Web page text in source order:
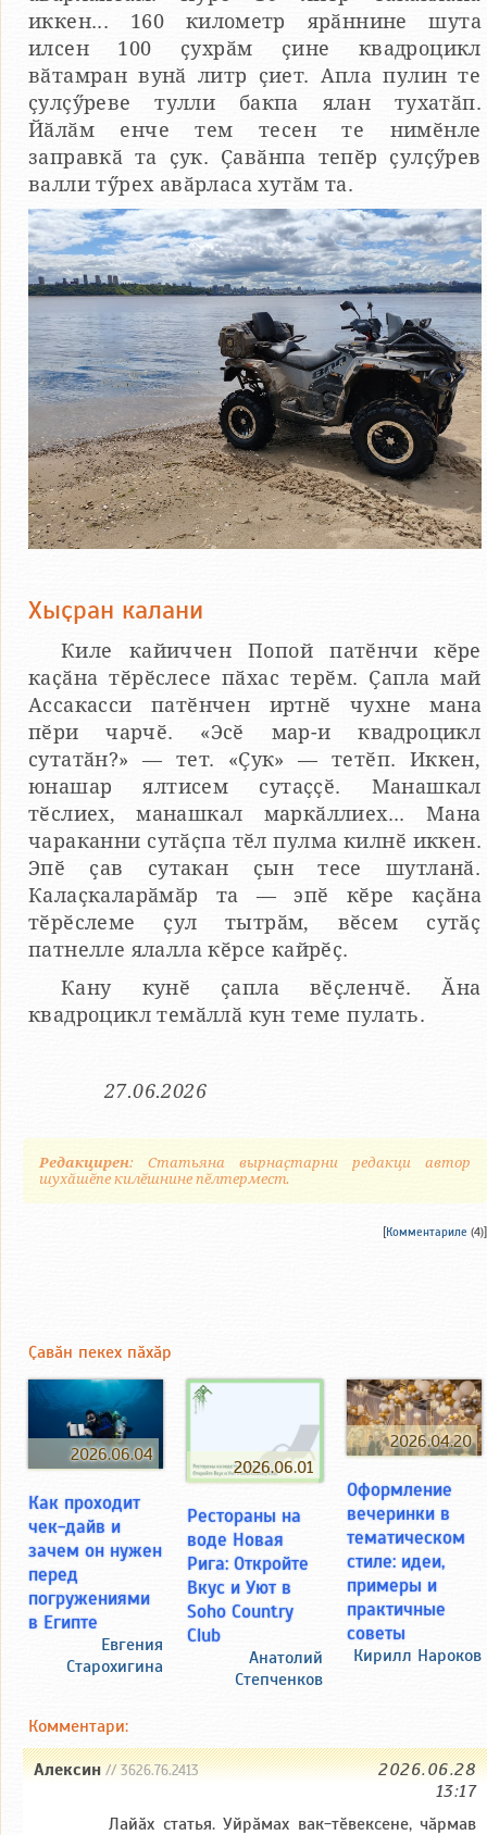
иккен... 160 километр ярӑннине шута
илсен 100 ҫухрӑм ҫине квадроцикл
вӑтамран вунӑ литр ҫиет. Апла пулин те
ҫулҫӳреве тулли бакпа ялан тухатӑп.
Йӑлӑм енче тем тесен те нимӗнле
заправкӑ та ҫук. Ҫавӑнпа тепӗр ҫулҫӳрев
валли тӳрех авӑрласа хутӑм та.
Хыҫран калани
Киле кайиччен Попой патӗнчи кӗре
каҫӑна тӗрӗслесе пӑхас терӗм. Ҫапла май
Ассакасси патӗнчен иртнӗ чухне мана
пӗри чарчӗ. «Эсӗ мар-и квадроцикл
сутатӑн?» — тет. «Ҫук» — тетӗп. Иккен,
юнашар ялтисем сутаҫҫӗ. Манашкал
тӗслиех, манашкал маркӑллиех... Мана
чараканни сутӑҫпа тӗл пулма килнӗ иккен.
Эпӗ ҫав сутакан ҫын тесе шутланӑ.
Калаҫкаларӑмӑр та — эпӗ кӗре каҫӑна
тӗрӗслеме ҫул тытрӑм, вӗсем сутӑҫ
патнелле ялалла кӗрсе кайрӗҫ.
Кану кунӗ ҫапла вӗҫленчӗ. Ӑна
квадроцикл темӑллӑ кун теме пулать.
27.06.2026
Редакцирен: Статьяна вырнаҫтарни редакци автор
шухӑшӗпе килӗшнине пӗлтермест.
[Комментариле (4)]
Ҫавӑн пекех пӑхӑр
2026.06.04
Как проходит
чек-дайв и
зачем он нужен
перед
погружениями
в Египте
Евгения
Старохигина
2026.06.01
Рестораны на
воде Новая
Рига: Откройте
Вкус и Уют в
Soho Country
Club
Анатолий
Степченков
2026.04.20
Оформление
вечеринки в
тематическом
стиле: идеи,
примеры и
практичные
советы
Кирилл Нароков
Комментари:
Алексин// 3626.76.2413
2026.06.28
13:17
Лайӑх статья. Уйрӑмах вак-тӗвексене, чӑрмав